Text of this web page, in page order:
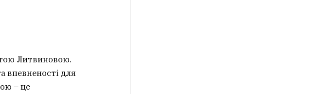
Литвиновою.
впевненості для
– це